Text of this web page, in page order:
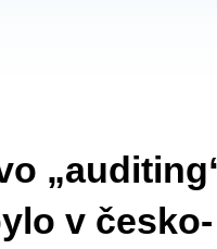
v česko-